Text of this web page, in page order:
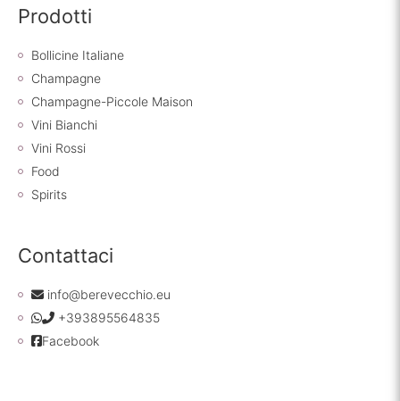
Prodotti
Bollicine Italiane
Champagne
Champagne-Piccole Maison
Vini Bianchi
Vini Rossi
Food
Spirits
Contattaci
info@berevecchio.eu
+393895564835
Facebook